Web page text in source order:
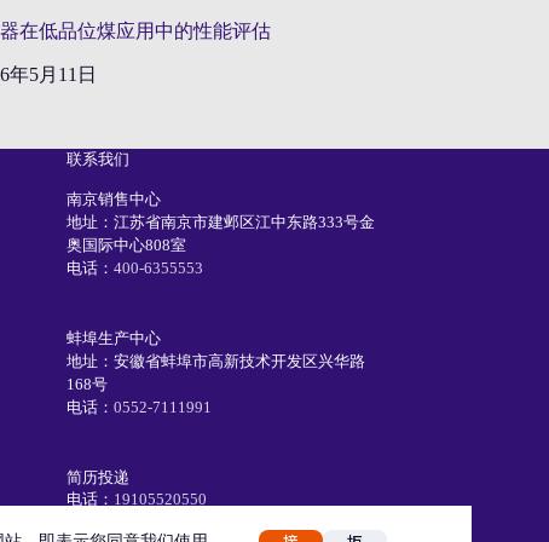
在低品位煤应用中的性能评估
年5月11日
联系我们
南京销售中心
地址：江苏省南京市建邺区江中东路333号金
奥国际中心808室
电话： 400-6355553
蚌埠生产中心
地址：安徽省蚌埠市高新技术开发区兴华路
168号
电话： 0552-7111991
简历投递
电话： 19105520550